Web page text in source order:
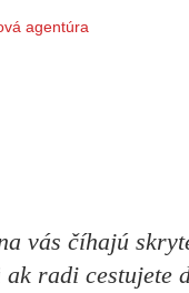
agentúra
vás číhajú
radi cestujete